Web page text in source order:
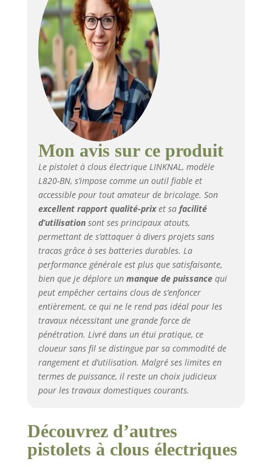
Mon avis sur ce produit
Le pistolet à clous électrique LINKNAL, modèle
L820-BN, s’impose comme un outil fiable et
accessible pour tout amateur de bricolage. Son
excellent rapport qualité-prixet sa facilité
d’utilisationsont ses principaux atouts,
permettant de s’attaquer à divers projets sans
tracas grâce à ses batteries durables. La
performance générale est plus que satisfaisante,
bien que je déplore un manque de puissancequi
peut empêcher certains clous de s’enfoncer
entièrement, ce qui ne le rend pas idéal pour les
travaux nécessitant une grande force de
pénétration. Livré dans un étui pratique, ce
cloueur sans fil se distingue par sa commodité de
rangement et d’utilisation. Malgré ses limites en
termes de puissance, il reste un choix judicieux
pour les travaux domestiques courants.
Découvrez d’autres
pistolets à clous électriques